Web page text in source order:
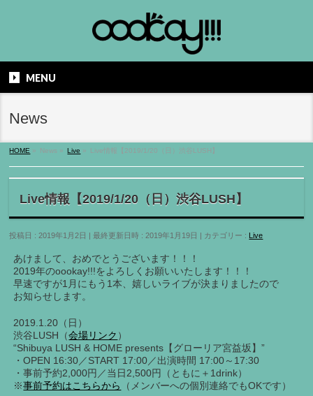
MENU
News
HOME » News » Live » Live情報【2019/1/20（日）渋谷LUSH】
Live情報【2019/1/20（日）渋谷LUSH】
投稿日 : 2019年1月2日 最終更新日時 : 2019年1月19日 カテゴリー : Live
あけまして、おめでとうございます！！！
2019年のoookay!!!をよろしくお願いいたします！！！
早速ですが1月にもう1本、嬉しいライブが決まりましたので
お知らせします。
2019.1.20（日）
渋谷LUSH（会場リンク ）
“Shibuya LUSH & HOME presents【グローリア宮益坂】”
・OPEN 16:30／START 17:00／出演時間 17:00～17:30
・事前予約2,000円／当日2,500円（ともに＋1drink）
※事前予約はこちらから （メンバーへの個別連絡でもOKです）